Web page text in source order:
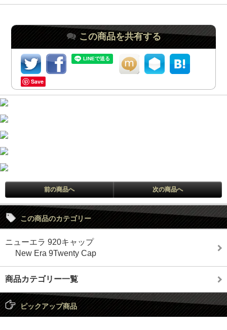
この商品を共有する
Save
前の商品へ 次の商品へ
この商品のカテゴリー
ニューエラ 920キャップ
New Era 9Twenty Cap
商品カテゴリー一覧
ピックアップ商品